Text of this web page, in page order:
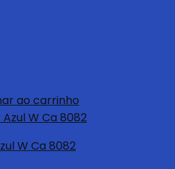
ao carrinho
W Ca 8082